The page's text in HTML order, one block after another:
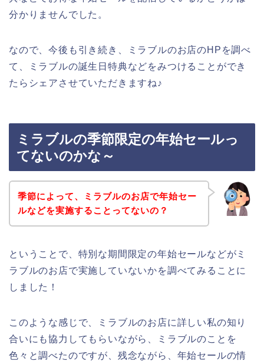
分かりませんでした。
なので、今後も引き続き、ミラブルのお店のHPを調べ
て、ミラブルの誕生日特典などをみつけることができ
たらシェアさせていただきますね♪
ミラブルの季節限定の年始セールっ
てないのかな～
季節によって、ミラブルのお店で年始セー
ルなどを実施することってないの？
ということで、特別な期間限定の年始セールなどがミ
ラブルのお店で実施していないかを調べてみることに
しました！
このような感じで、ミラブルのお店に詳しい私の知り
合いにも協力してもらいながら、ミラブルのことを
色々と調べたのですが、残念ながら、年始セールの情